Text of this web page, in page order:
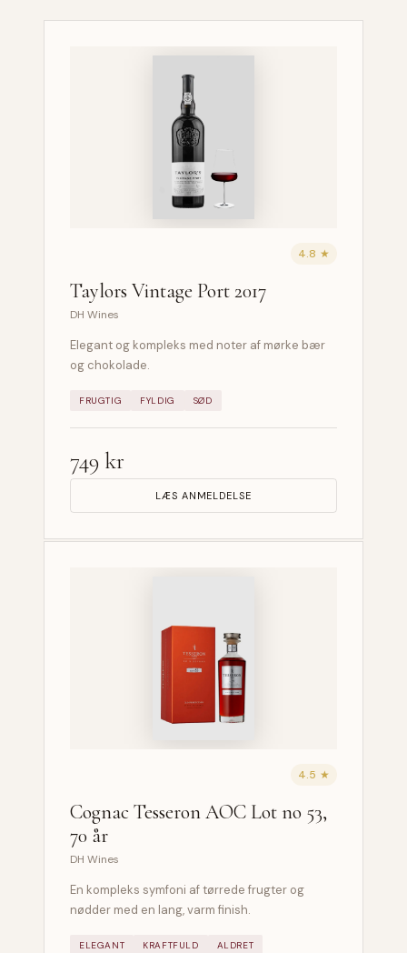
4.8 ★
Taylors Vintage Port 2017
DH Wines
Elegant og kompleks med noter af mørke bær
og chokolade.
FRUGTIG FYLDIG SØD
749 kr
LÆS ANMELDELSE
4.5 ★
Cognac Tesseron AOC Lot no 53,
70 år
DH Wines
En kompleks symfoni af tørrede frugter og
nødder med en lang, varm finish.
ELEGANT KRAFTFULD ALDRET